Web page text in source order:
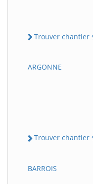
Trouver chantier
ARGONNE
Trouver chantier
BARROIS